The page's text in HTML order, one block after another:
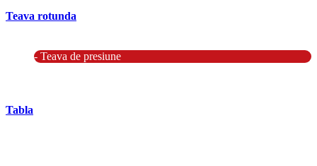
Teava rotunda
- Teava de presiune
Tabla